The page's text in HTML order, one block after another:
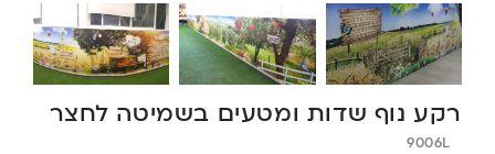
רקע נוף שדות ומטעים בשמיטה לחצר
9006L